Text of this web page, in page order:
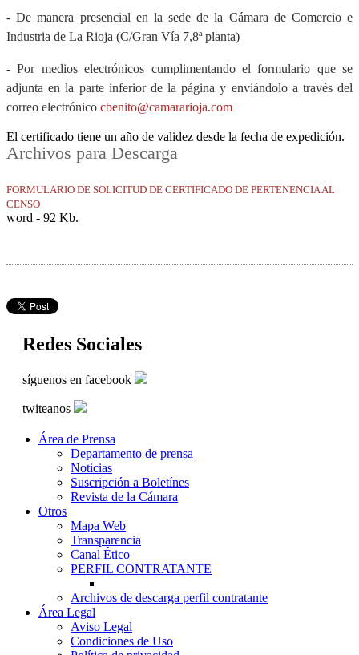
- De manera presencial en la sede de la Cámara de Comercio e
Industria de La Rioja (C/Gran Vía 7,8ª planta)
- Por medios electrónicos cumplimentando el formulario que se
adjunta en la parte inferior de la página y enviándolo a través del
correo electrónico cbenito@camararioja.com
El certificado tiene un año de validez desde la fecha de expedición.
Archivos para Descarga
FORMULARIO DE SOLICITUD DE CERTIFICADO DE PERTENENCIA AL
CENSO
word - 92 Kb.
Redes Sociales
síguenos en facebook
twiteanos
Área de Prensa
Departamento de prensa
Noticias
Suscripción a Boletínes
Revista de la Cámara
Otros
Mapa Web
Transparencia
Canal Ético
PERFIL CONTRATANTE
Archivos de descarga perfil contratante
Área Legal
Aviso Legal
Condiciones de Uso